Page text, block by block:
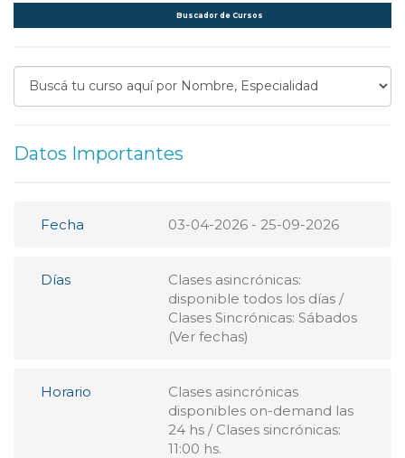
Buscador de Cursos
Datos Importantes
Fecha 03-04-2026 - 25-09-2026
Días
Clases asincrónicas:
disponible todos los dí­as /
Clases Sincrónicas: Sábados
(Ver fechas)
Horario
Clases asincrónicas
disponibles on-demand las
24 hs / Clases sincrónicas:
11:00 hs.